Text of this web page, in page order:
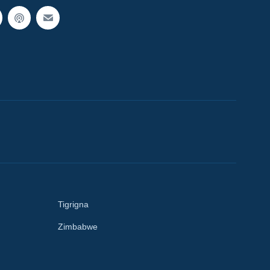
Tigrigna
Zimbabwe